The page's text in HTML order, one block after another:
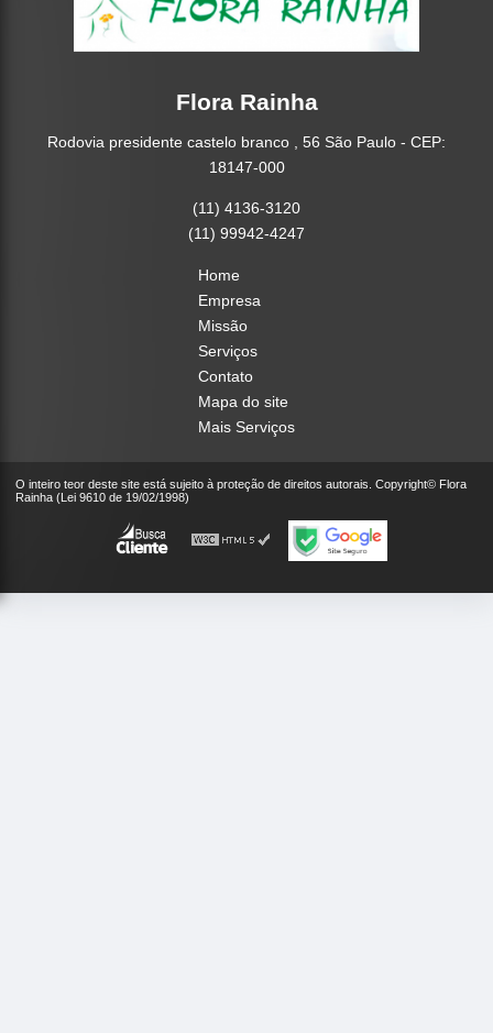
Flora Rainha
Rodovia presidente castelo branco , 56 São Paulo - CEP:
18147-000
(11) 4136-3120
(11) 99942-4247
Home
Empresa
Missão
Serviços
Contato
Mapa do site
Mais Serviços
O inteiro teor deste site está sujeito à proteção de direitos autorais. Copyright© Flora
Rainha (Lei 9610 de 19/02/1998)